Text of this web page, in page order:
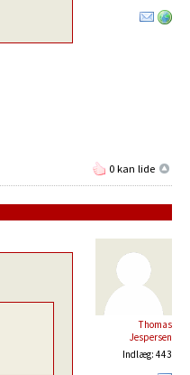
0 kan lide
Thomas
Jespersen
Indlæg: 443